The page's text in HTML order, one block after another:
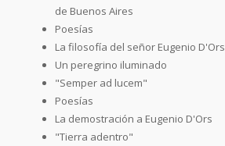
de Buenos Aires
Poesías
La filosofía del señor Eugenio D'Ors
Un peregrino iluminado
"Semper ad lucem"
Poesías
La demostración a Eugenio D'Ors
"Tierra adentro"